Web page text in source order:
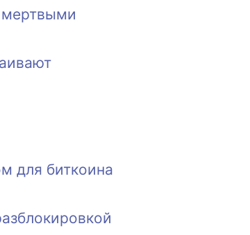
мертвыми
для биткоина